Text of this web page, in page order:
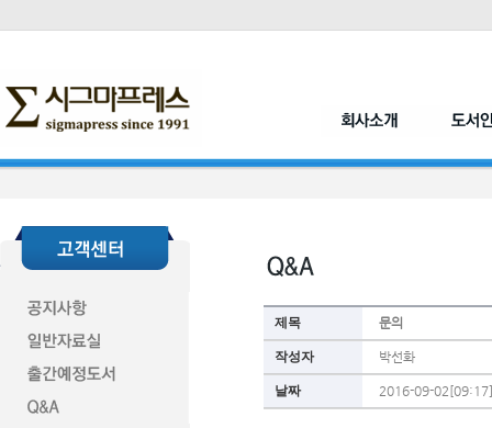
제목 문의
작성자 박선화
날짜 2016-09-02[09:17]